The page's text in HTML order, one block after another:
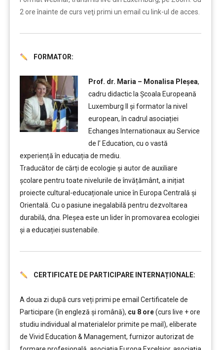
2 ore înainte de curs veţi primi un email cu link-ul de acces.
FORMATOR:
Prof. dr. Maria – Monalisa Pleșea,
cadru didactic la Școala Europeană
Luxemburg II și formator la nivel
european, în cadrul asociației
Echanges Internationaux au Service
de l’ Education, cu o vastă
experiență în educația de mediu.
Traducător de cărți de ecologie și autor de auxiliare
școlare pentru toate nivelurile de învățământ, a inițiat
proiecte cultural-educaționale unice în Europa Centrală și
Orientală. Cu o pasiune inegalabilă pentru dezvoltarea
durabilă, dna. Pleșea este un lider în promovarea ecologiei
și a educației sustenabile.
CERTIFICATE DE PARTICIPARE INTERNAȚIONALE:
A doua zi după curs veți primi pe email Certificatele de
Participare (în engleză și română), cu 8 ore(curs live + ore
studiu individual al materialelor primite pe mail), eliberate
de Vivid Education & Management, furnizor autorizat de